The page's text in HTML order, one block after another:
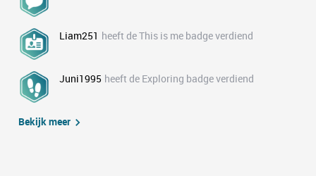
Liam251 heeft de This is me badge verdiend
Juni1995 heeft de Exploring badge verdiend
Bekijk meer